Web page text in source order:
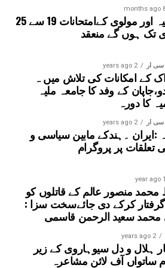
میدان اور عوامی سڑک تجاوزات سے
عوام کے لیے مفید ثابت ہوں گے۔
کیا کہ وہ تعلیم، طلبہ کے
مسائل کو آئندہ بھی آئینی،
سے انتظامیہ کے سامنے اٹھاتی رہے
8
فوقانیہ اور مولوی کےامتحانات 19 سے 25
تک ہوں گے منعقد
سی آر 2 years ago
کے امکانات کی تلاش میں ہ
کے وفد کا جامعہ ملیہ
کا دورہ
سی آر 2 years ago
:ایران ۔ہندکے مابین سیاسی و
تعلقات پر پروگرام
1 year ago
منصور عالم کے قاتلوں کو
گرفتار کرکے دی جائےسخت سزا :
محمد سعید الرحمن قاسمی
2 years ago
ہلال و دل سیوہاروی کے زیر
ساتواں آف لائن مشاعرہ